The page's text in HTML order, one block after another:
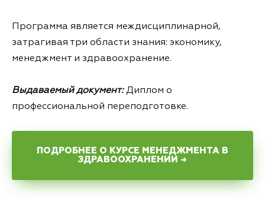
Программа является междисциплинарной,
затрагивая три области знания: экономику,
менеджмент и здравоохранение.
Выдаваемый документ:Диплом о
профессиональной переподготовке.
ПОДРОБНЕЕ О КУРСЕ МЕНЕДЖМЕНТА В
ЗДРАВООХРАНЕНИИ →